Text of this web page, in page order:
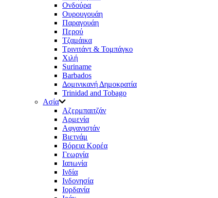
Ονδούρα
Ουρουγουάη
Παραγουάη
Περού
Τζαμάικα
Τρινιτάντ & Τομπάγκο
Χιλή
Suriname
Barbados
Δομινικανή Δημοκρατία
Trinidad and Tobago
Ασία
Aζερμπαιτζάν
Αρμενία
Αφγανιστάν
Βιετνάμ
Βόρεια Κορέα
Γεωργία
Ιαπωνία
Ινδία
Ινδονησία
Ιορδανία